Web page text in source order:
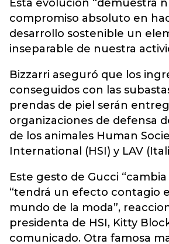
Esta evolución “demuestra
compromiso absoluto en
desarrollo sostenible un
inseparable de nuestra
Bizzarri aseguró que los
conseguidos con las
prendas de piel serán
organizaciones de defensa
de los animales Human
International (HSI) y LAV
Este gesto de Gucci
“tendrá un efecto contagio
mundo de la moda”,
presidenta de HSI, Kitty
comunicado. Otra famosa